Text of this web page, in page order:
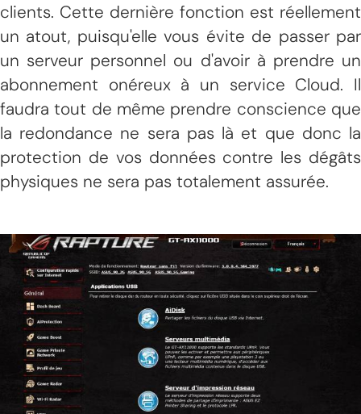
clients. Cette dernière fonction est réellement
un atout, puisqu'elle vous évite de passer par
un serveur personnel ou d'avoir à prendre un
abonnement onéreux à un service Cloud. Il
faudra tout de même prendre conscience que
la redondance ne sera pas là et que donc la
protection de vos données contre les dégâts
physiques ne sera pas totalement assurée.